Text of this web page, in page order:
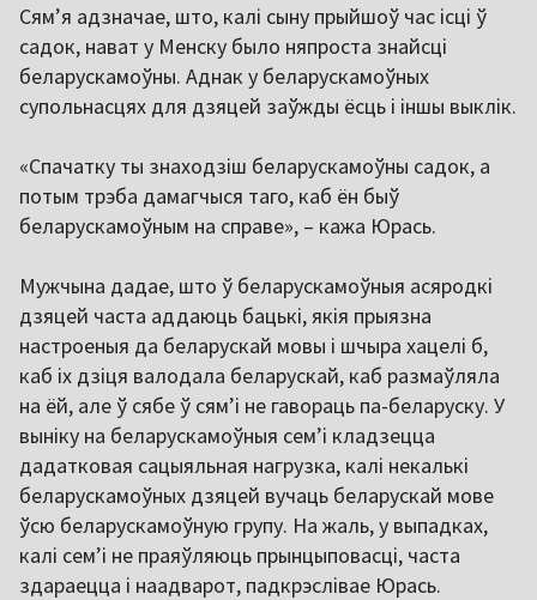
Сям’я адзначае, што, калі сыну прыйшоў час ісці ў
садок, нават у Менску было няпроста знайсці
беларускамоўны. Аднак у беларускамоўных
супольнасцях для дзяцей заўжды ёсць і іншы выклік.
«Спачатку ты знаходзіш беларускамоўны садок, а
потым трэба дамагчыся таго, каб ён быў
беларускамоўным на справе», – кажа Юрась.
Мужчына дадае, што ў беларускамоўныя асяродкі
дзяцей часта аддаюць бацькі, якія прыязна
настроеныя да беларускай мовы і шчыра хацелі б,
каб іх дзіця валодала беларускай, каб размаўляла
на ёй, але ў сябе ў сямʼі не гавораць па-беларуску. У
выніку на беларускамоўныя семʼі кладзецца
дадатковая сацыяльная нагрузка, калі некалькі
беларускамоўных дзяцей вучаць беларускай мове
ўсю беларускамоўную групу. На жаль, у выпадках,
калі сем’і не праяўляюць прынцыповасці, часта
здараецца і наадварот, падкрэслівае Юрась.